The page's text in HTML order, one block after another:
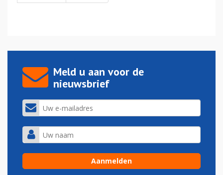
Meld u aan voor de
nieuwsbrief